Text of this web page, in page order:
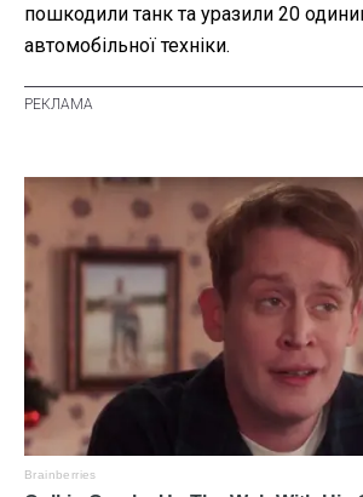
пошкодили танк та уразили 20
автомобільної техніки.